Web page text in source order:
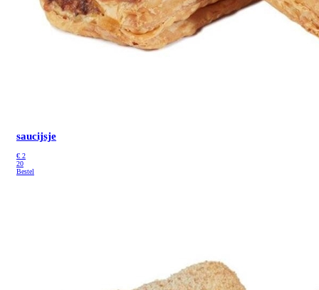
saucijsje
€ 2
20
Bestel